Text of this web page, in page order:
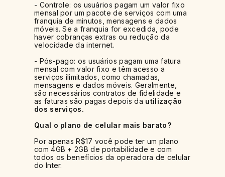
- Controle: os usuários pagam um valor fixo
mensal por um pacote de serviços com uma
franquia de minutos, mensagens e dados
móveis. Se a franquia for excedida, pode
haver cobranças extras ou redução da
velocidade da internet.
- Pós-pago: os usuários pagam uma fatura
mensal com valor fixo e têm acesso a
serviços ilimitados, como chamadas,
mensagens e dados móveis. Geralmente,
são necessários contratos de fidelidade e
as faturas são pagas depois da utilização
dos serviços.
Qual o plano de celular mais barato?
Por apenas R$17 você pode ter um plano
com 4GB + 2GB de portabilidade e com
todos os benefícios da operadora de celular
do Inter.